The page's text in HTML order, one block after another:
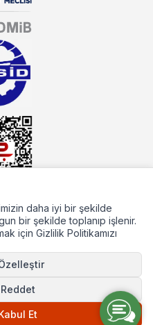
ürünleri üzerinde büyük bir
koşulsuz destek sunan
malzemeleri konusunda
üstünde olacaktır.
daha iyi bir şekilde
bir şekilde toplanıp işlenir.
için Gizlilik Politikamızı
Et